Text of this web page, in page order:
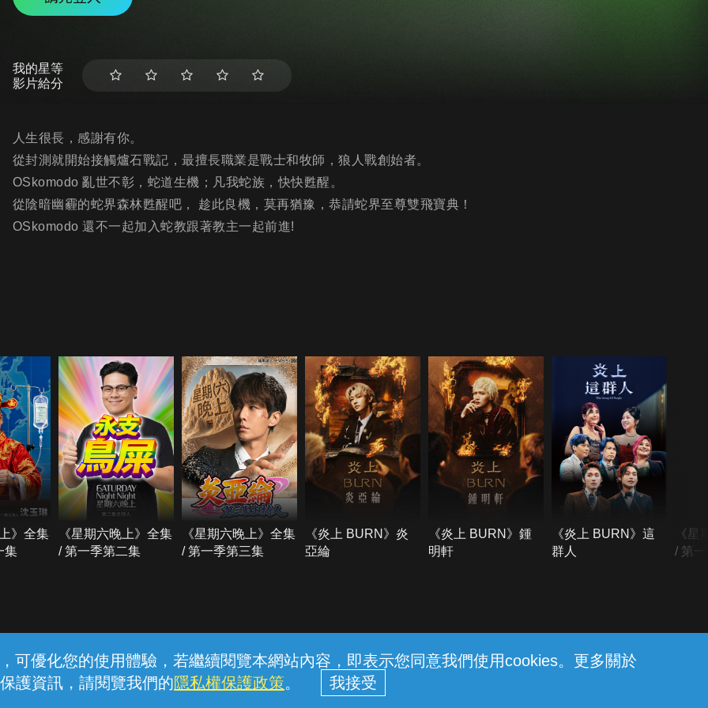
可優化您的使用體驗，若繼續閱覽本網站內容，即表示您同意我們使用cookies。更多關於
護資訊，請閱覽我們的隱私權保護政策。
我的星等
影片給分
人生很長，感謝有你。
從封測就開始接觸爐石戰記，最擅長職業是戰士和牧師，狼人戰創始者。
OSkomodo 亂世不彰，蛇道生機；凡我蛇族，快快甦醒。
從陰暗幽霾的蛇界森林甦醒吧， 趁此良機，莫再猶豫，恭請蛇界至尊雙飛寶典！
OSkomodo 還不一起加入蛇教跟著教主一起前進!
》全集
集
《星期六晚上》全集
/ 第一季第二集
《星期六晚上》全集
/ 第一季第三集
《炎上 BURN》炎
亞綸
《炎上 BURN》鍾
明軒
《炎上 BURN》這
群人
《星
/ 第
線上客服 服務條款 隱私權保護
中華電信股份有限公司個人家庭分公司 (統一編號：96979949) © 2026